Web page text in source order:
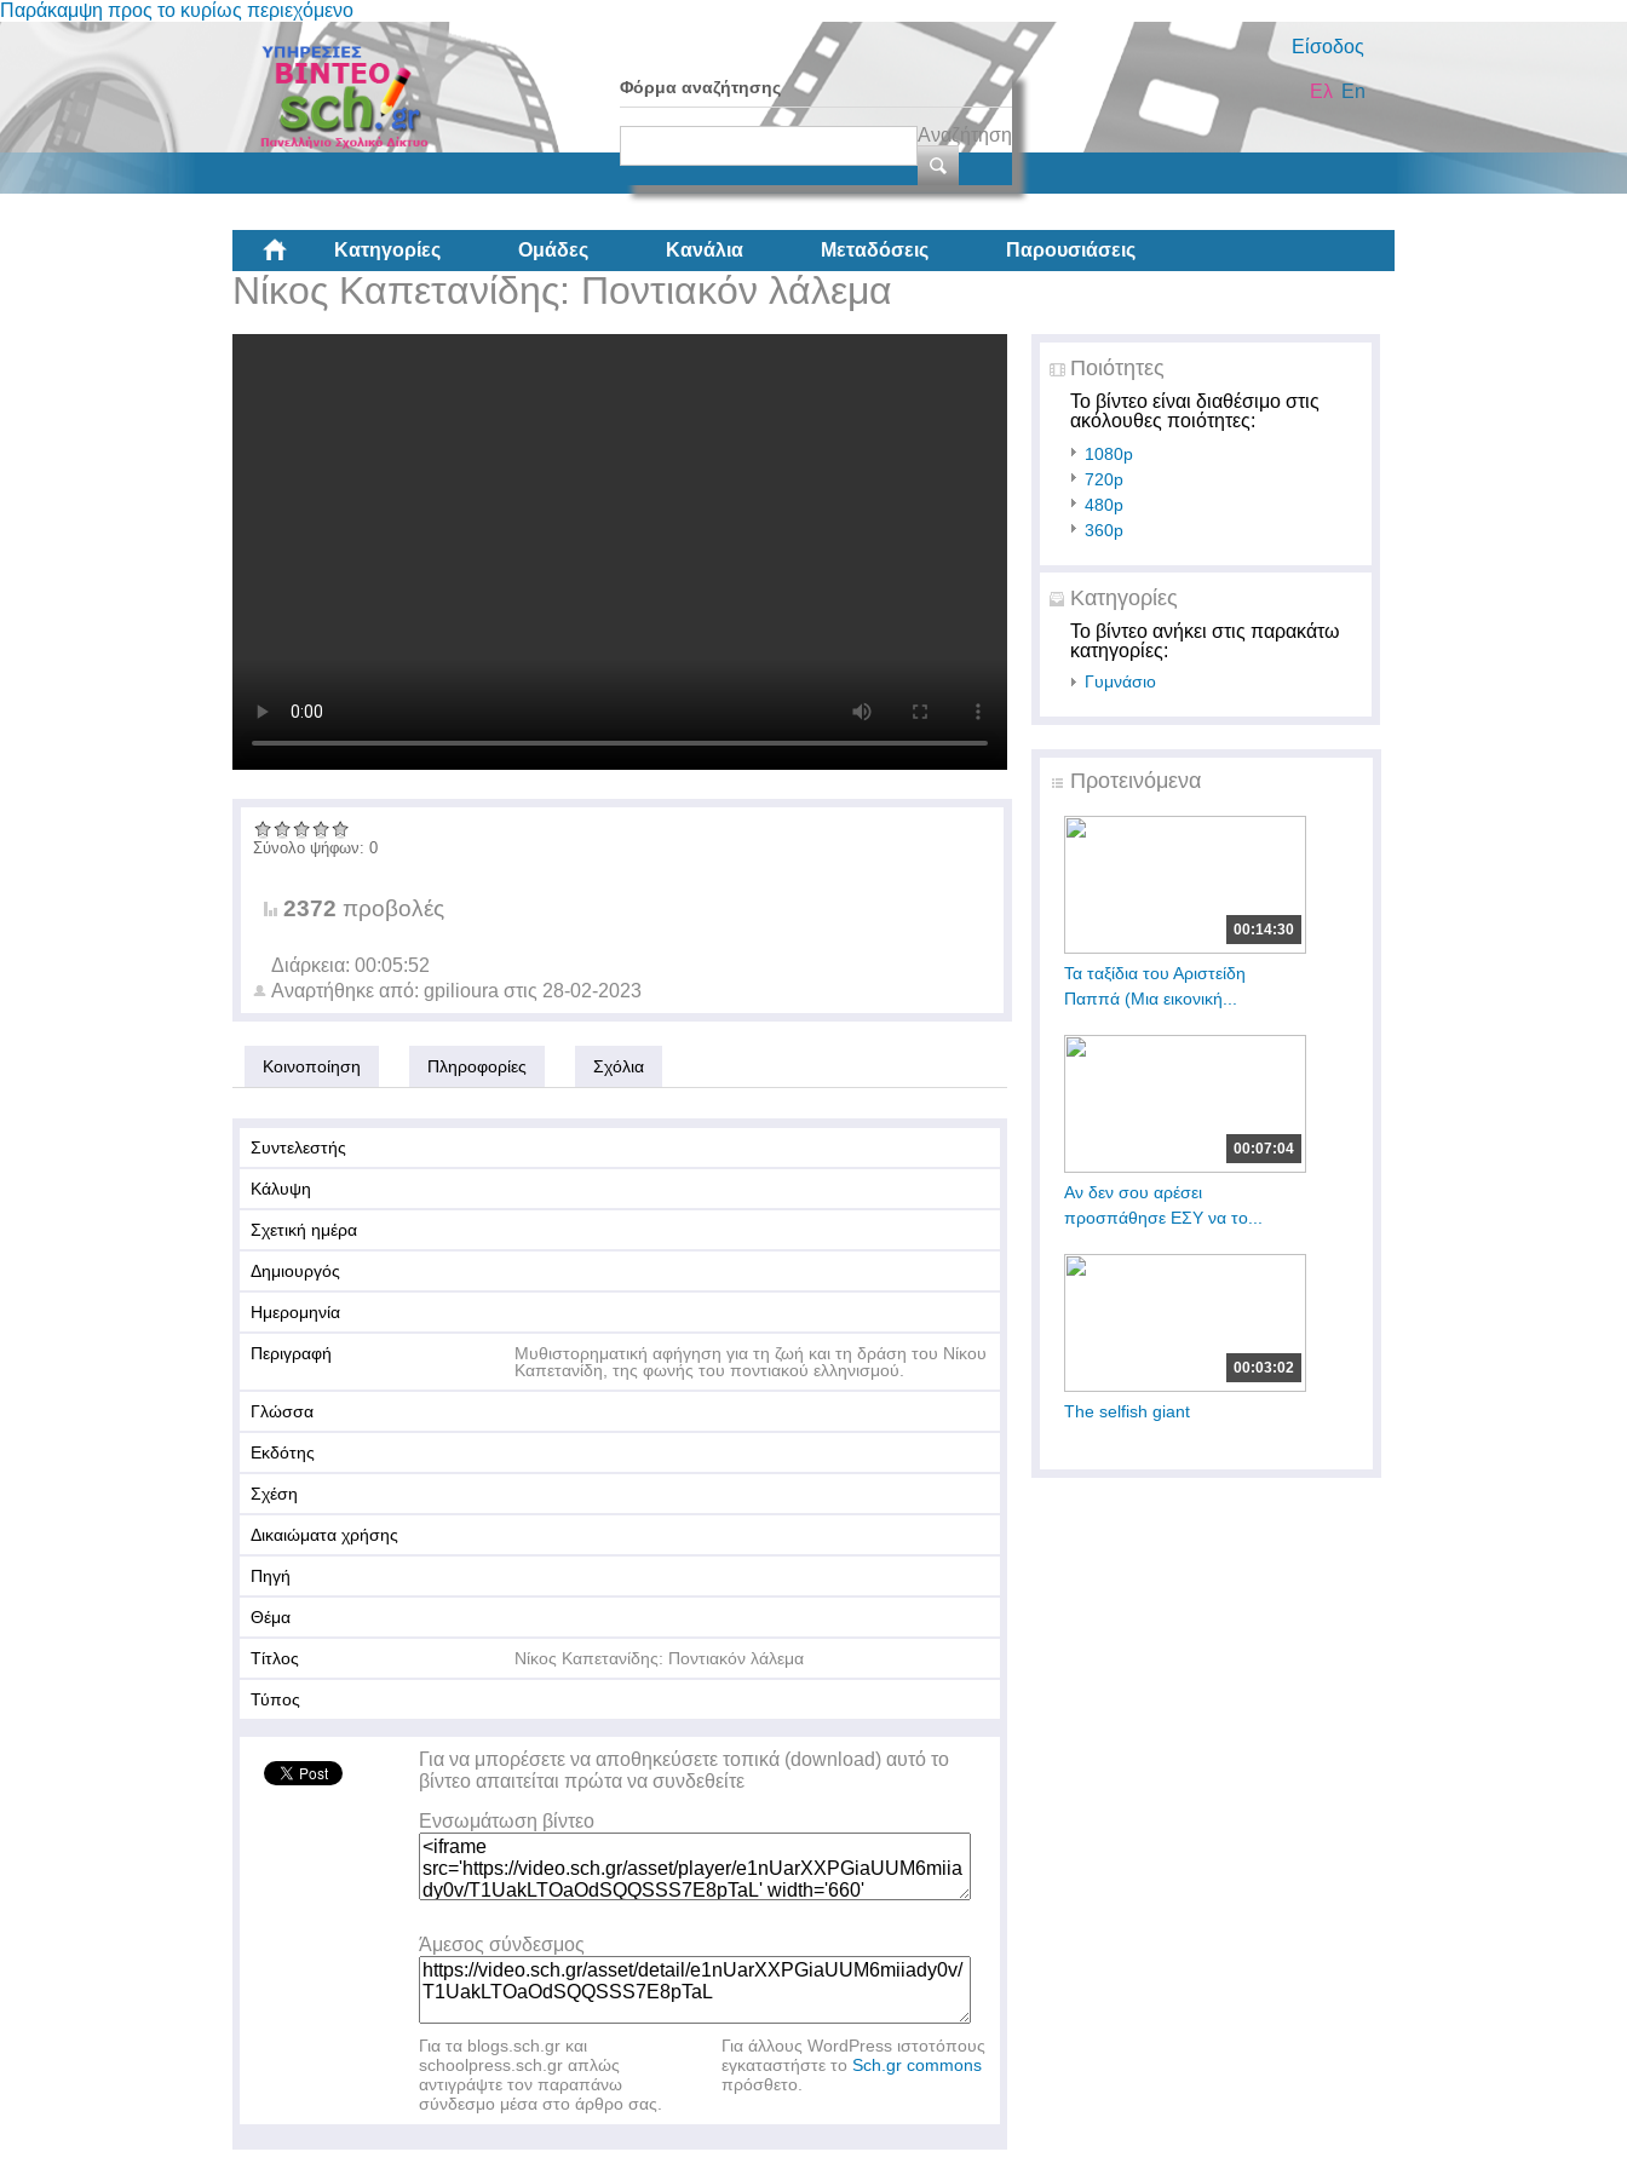
Παράκαμψη προς το κυρίως περιεχόμενο
Είσοδος
Φόρμα αναζήτησης
Αναζήτηση
En
Ελ
Κατηγορίες Ομάδες Κανάλια Μεταδόσεις Παρουσιάσεις
Νίκος Καπετανίδης: Ποντιακόν λάλεμα
Ποιότητες
Το βίντεο είναι διαθέσιμο στις
ακόλουθες ποιότητες:
1080p
720p
480p
360p
Κατηγορίες
Το βίντεο ανήκει στις παρακάτω
κατηγορίες:
Γυμνάσιο
Προτεινόμενα
00:14:30
Τα ταξίδια του Αριστείδη
Παππά (Μια εικονική...
00:07:04
Αν δεν σου αρέσει
προσπάθησε ΕΣΥ να το...
00:03:02
The selfish giant
Σύνολο ψήφων: 0
2372 προβολές
Διάρκεια: 00:05:52
Αναρτήθηκε από: gpilioura στις 28-02-2023
Κοινοποίηση Πληροφορίες Σχόλια
Συντελεστής
Κάλυψη
Σχετική ημέρα
Δημιουργός
Ημερομηνία
Περιγραφή
Μυθιστορηματική αφήγηση για τη ζωή και τη δράση του Νίκου
Καπετανίδη, της φωνής του ποντιακού ελληνισμού.
Γλώσσα
Εκδότης
Σχέση
Δικαιώματα χρήσης
Πηγή
Θέμα
Τίτλος Νίκος Καπετανίδης: Ποντιακόν λάλεμα
Τύπος
Για να μπορέσετε να αποθηκεύσετε τοπικά (download) αυτό το
βίντεο απαιτείται πρώτα να συνδεθείτε
Ενσωμάτωση βίντεο
Άμεσος σύνδεσμος
Για τα blogs.sch.gr και
schoolpress.sch.gr απλώς
αντιγράψτε τον παραπάνω
σύνδεσμο μέσα στο άρθρο σας.
Για άλλους WordPress ιστοτόπους
εγκαταστήστε το Sch.gr commons
πρόσθετο.